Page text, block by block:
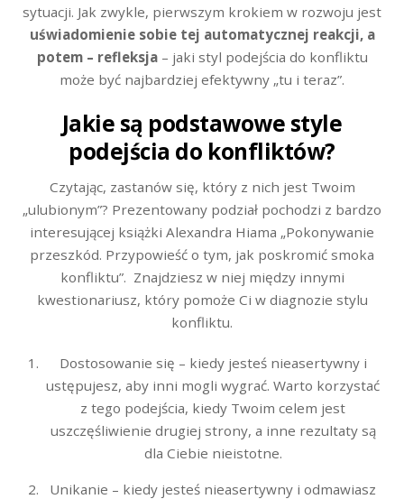
sytuacji. Jak zwykle, pierwszym krokiem w rozwoju jest
uświadomienie sobie tej automatycznej reakcji, a
potem – refleksja– jaki styl podejścia do konfliktu
może być najbardziej efektywny „tu i teraz”.
Jakie są podstawowe style
podejścia do konfliktów?
Czytając, zastanów się, który z nich jest Twoim
„ulubionym”? Prezentowany podział pochodzi z bardzo
interesującej książki Alexandra Hiama „Pokonywanie
przeszkód. Przypowieść o tym, jak poskromić smoka
konfliktu”. Znajdziesz w niej między innymi
kwestionariusz, który pomoże Ci w diagnozie stylu
konfliktu.
Dostosowanie się – kiedy jesteś nieasertywny i
ustępujesz, aby inni mogli wygrać. Warto korzystać
z tego podejścia, kiedy Twoim celem jest
uszczęśliwienie drugiej strony, a inne rezultaty są
dla Ciebie nieistotne.
Unikanie – kiedy jesteś nieasertywny i odmawiasz